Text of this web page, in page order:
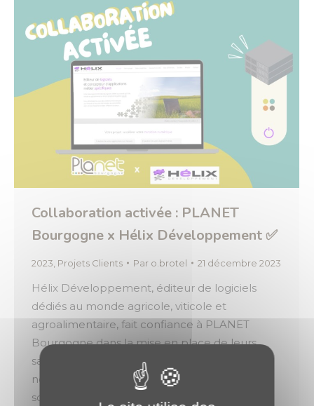
Collaboration activée : PLANET
Bourgogne x Hélix Développement ✅
2023 Projets Clients Par o.brotel 21 décembre 2023
Hélix Développement, éditeur de logiciels
dédiés au monde agricole, viticole et
agroalimentaire, fait confiance à PLANET
Bourgogne dans la mise en place de leurs
sauvegardes externalisées. 👉 Récemment,
notre client nous a sollicité pour répondre à
son nouveau besoin : l’hébergement de son